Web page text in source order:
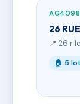
26
📍 26 r
🏠 5